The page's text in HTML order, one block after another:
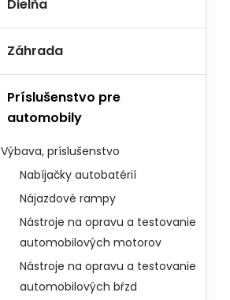
Dielňa
Záhrada
Príslušenstvo pre
automobily
Výbava, príslušenstvo
Nabíjačky autobatérií
Nájazdové rampy
Nástroje na opravu a testovanie
automobilových motorov
Nástroje na opravu a testovanie
automobilových bŕzd